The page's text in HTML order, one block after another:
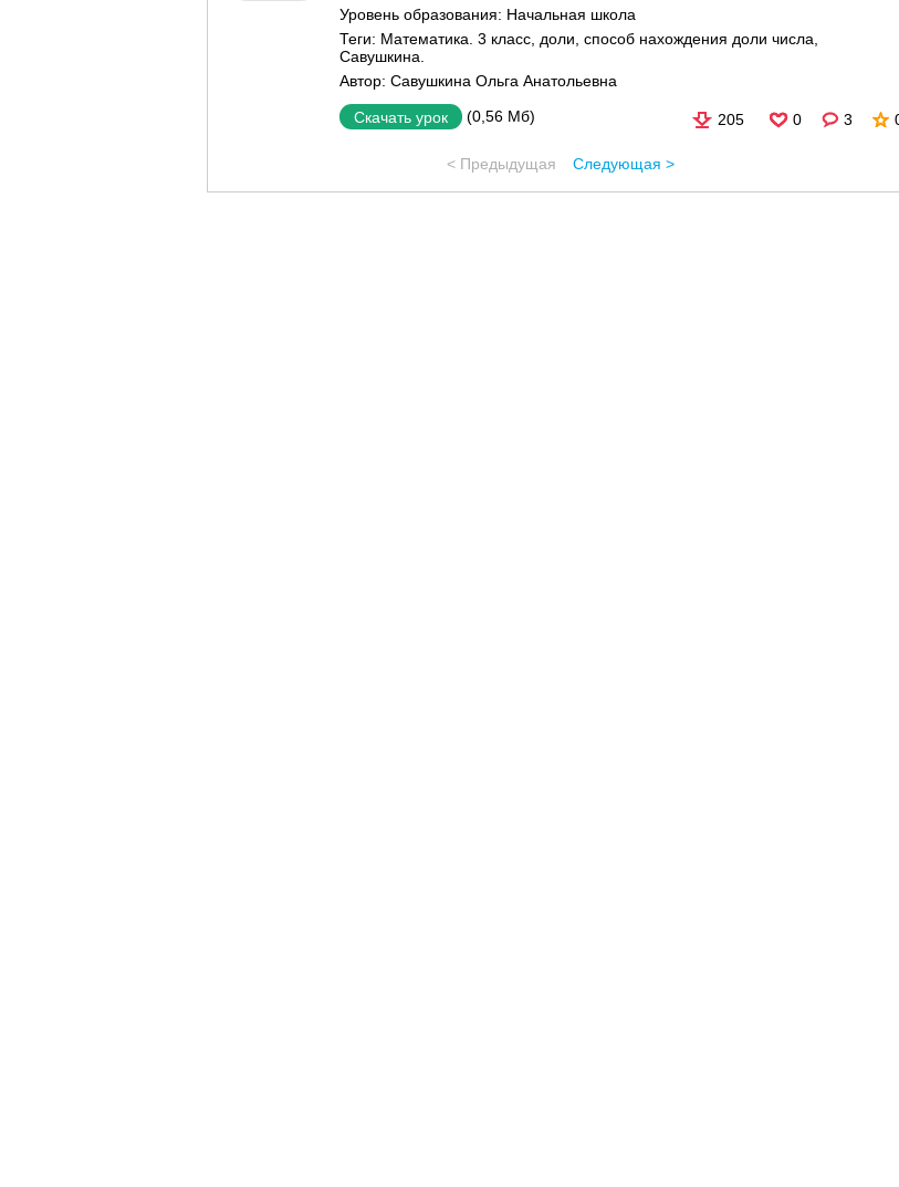
Уровень образования: Начальная школа
Теги: Математика. 3 класс доли способ нахождения доли числа
Савушкина.
Автор: Савушкина Ольга Анатольевна
Скачать урок (0,56 Мб) 205 0 3
< Предыдущая Следующая >